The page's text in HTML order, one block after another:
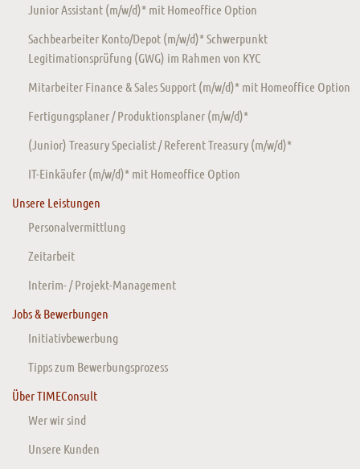
Junior Assistant (m/w/d)* mit Homeoffice Option
Sachbearbeiter Konto/Depot (m/w/d)* Schwerpunkt
Legitimationsprüfung (GWG) im Rahmen von KYC
Mitarbeiter Finance & Sales Support (m/w/d)* mit Homeoffice Option
Fertigungsplaner / Produktionsplaner (m/w/d)*
(Junior) Treasury Specialist / Referent Treasury (m/w/d)*
IT-Einkäufer (m/w/d)* mit Homeoffice Option
Unsere Leistungen
Personalvermittlung
Zeitarbeit
Interim- / Projekt-Management
Jobs & Bewerbungen
Initiativbewerbung
Tipps zum Bewerbungsprozess
Über TIMEConsult
Wer wir sind
Unsere Kunden